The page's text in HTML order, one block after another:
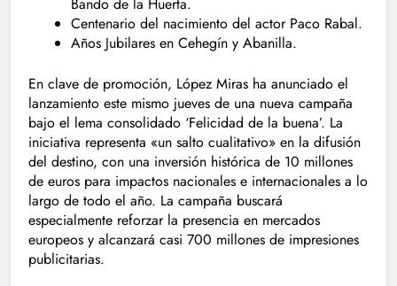
Centenario del nacimiento del actor Paco Rabal.
Años Jubilares en Cehegín y Abanilla.
En clave de promoción, López Miras ha anunciado el
lanzamiento este mismo jueves de una nueva campaña
bajo el lema consolidado ‘Felicidad de la buena’. La
iniciativa representa «un salto cualitativo» en la difusión
del destino, con una inversión histórica de 10 millones
de euros para impactos nacionales e internacionales a lo
largo de todo el año. La campaña buscará
especialmente reforzar la presencia en mercados
europeos y alcanzará casi 700 millones de impresiones
publicitarias.